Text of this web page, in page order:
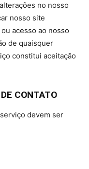
no nosso
nosso site
acesso ao nosso
de quaisquer
constitui aceitação
CONTATO
devem ser